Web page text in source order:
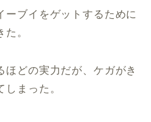
ーブイをゲットするために
。
ほどの実力だが、ケガがき
まった。